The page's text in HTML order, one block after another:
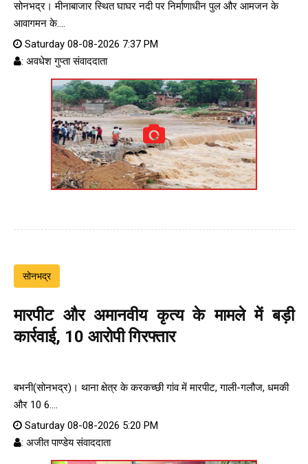
सोनभद्र। मीनाबाजार स्थित घाघर नदी पर निर्माणाधीन पुल और आमजन के
आवागमन के....
Saturday 08-08-2026 7:37 PM
: अवधेश गुप्ता संवाददाता
सोनभद्र
मारपीट और अमानवीय कृत्य के मामले में बड़ी
कार्रवाई, 10 आरोपी गिरफ्तार
बभनी(सोनभद्र)। थाना क्षेत्र के करकच्छी गांव में मारपीट, गाली-गलौज, धमकी
और 10 6....
Saturday 08-08-2026 5:20 PM
: अजीत पाण्डेय संवाददाता